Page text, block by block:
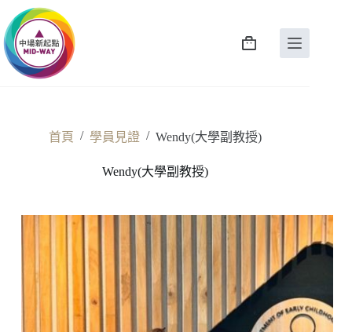
首頁 / 學員見證 / Wendy(大學副教授)
Wendy(大學副教授)